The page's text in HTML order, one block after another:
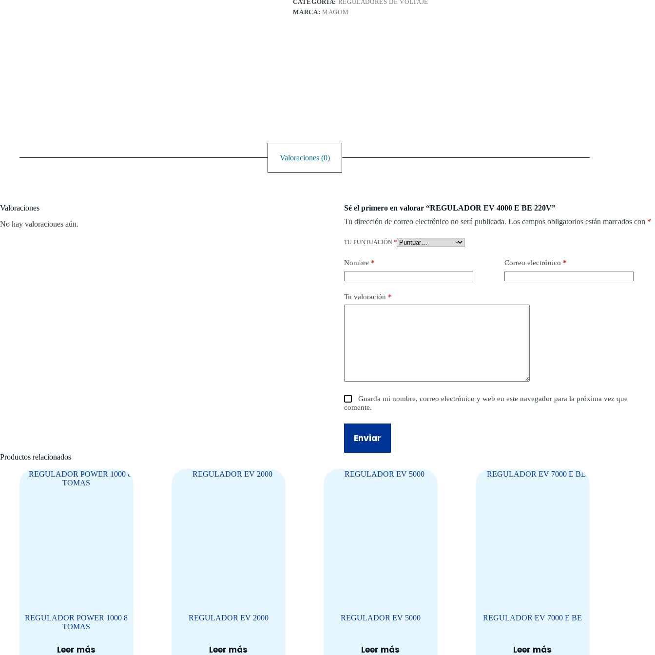
CATEGORÍA: REGULADORES DE VOLTAJE
MARCA: MAGOM
Valoraciones (0)
Valoraciones
No hay valoraciones aún.
Sé el primero en valorar “REGULADOR EV 4000 E BE 220V”
Tu dirección de correo electrónico no será publicada. Los campos obligatorios están marcados con *
TU PUNTUACIÓN *
Nombre * Correo electrónico *
Tu valoración *
Guarda mi nombre, correo electrónico y web en este navegador para la próxima vez que
comente.
Enviar
Productos relacionados
REGULADOR POWER 1000 8
TOMAS
Leer más
REGULADOR EV 2000
Leer más
REGULADOR EV 5000
Leer más
REGULADOR EV 7000 E BE
Leer más